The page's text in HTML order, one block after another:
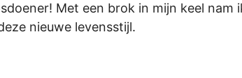
Met een brok in mijn keel nam
nieuwe levensstijl.